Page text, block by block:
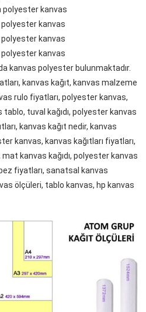
polyester kanvas
kanvas
kanvas
kanvas
kanvas polyester bulunmaktadır.
kanvas kağıt, kanvas malzeme
rulo fiyatları, polyester kanvas,
tablo, tuval kağıdı, polyester kanvas
kanvas kağıt nedir, kanvas
kanvas, kanvas kağıtları fiyatları,
kanvas kağıdı, polyester kanvas
fiyatları, sanatsal kanvas
ölçüleri, tablo kanvas, hp kanvas